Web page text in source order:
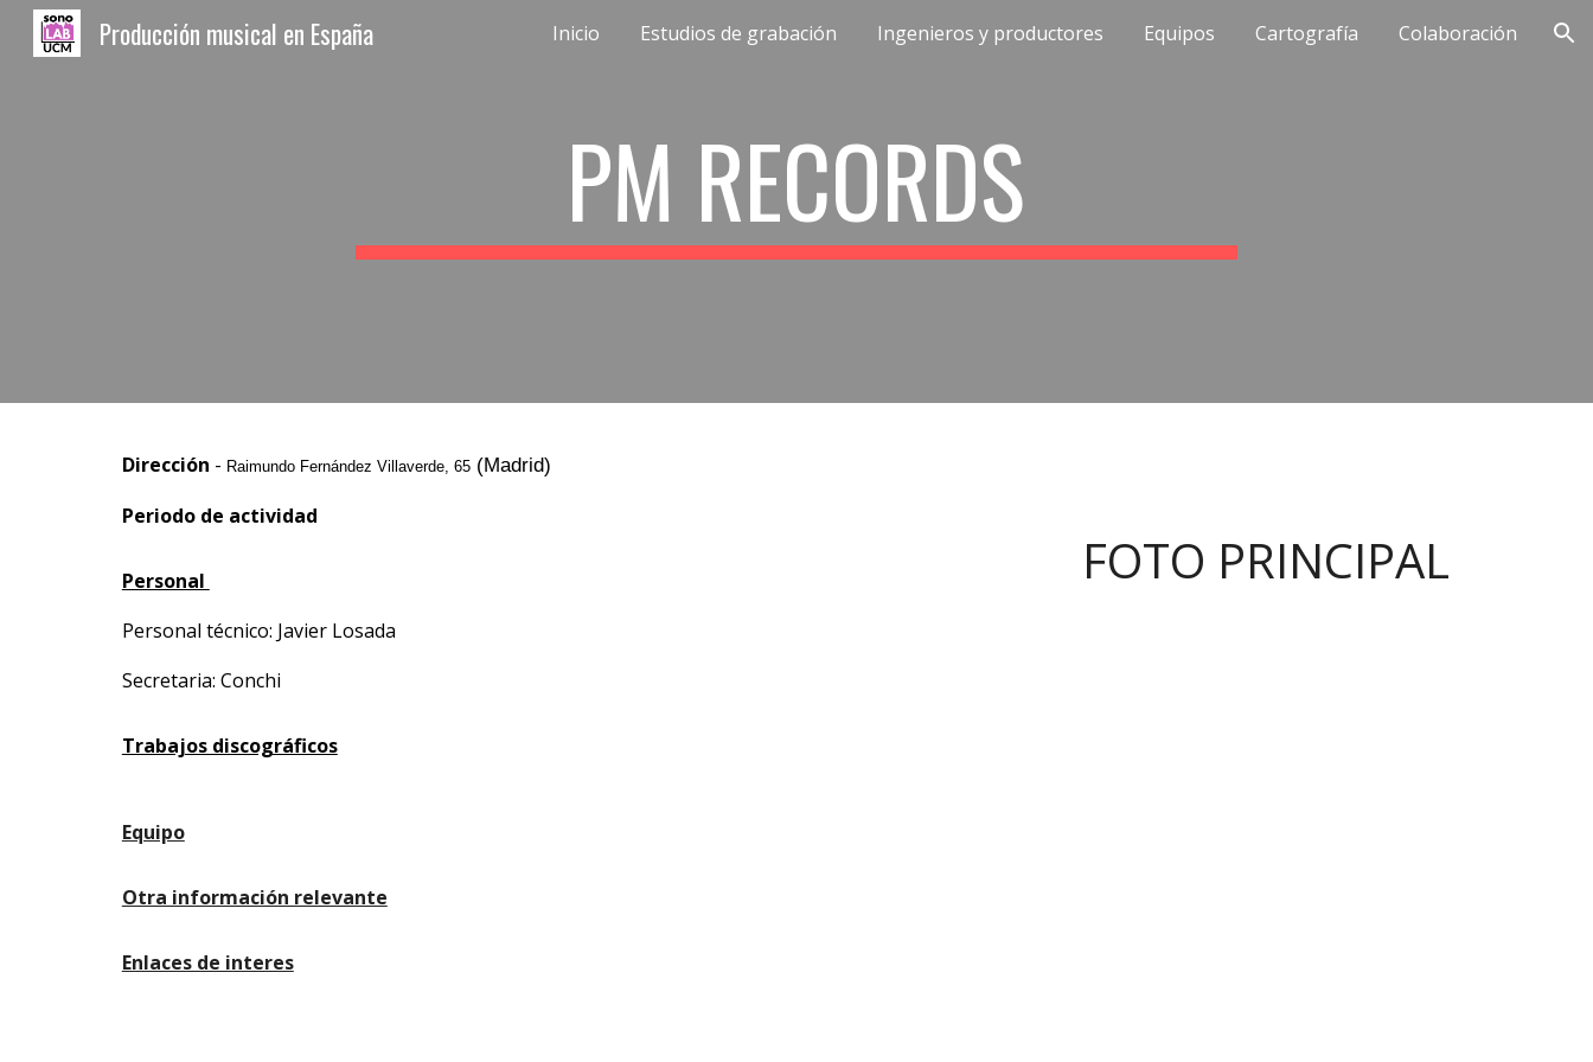
Skip to main content Skip to navigation
Producción musical en España Inicio Estudios de grabación Ingenieros y productores Equipos Cartografía Colaboración
PM RECORDS
Dirección - Raimundo Fernández Villaverde, 65(Madrid)
Periodo de actividad
Personal
Personal técnico: Javier Losada
Secretaria: Conchi
Trabajos discográficos
Equipo
Otra información relevante
Enlaces de interes
FOTO PRINCIPAL